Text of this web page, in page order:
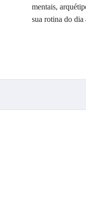
exercícios, vídeo aulas
mentais,
sua rotina do dia